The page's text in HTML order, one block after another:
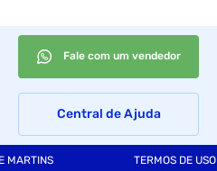
Fale com um vendedor
Central de Ajuda
MARTINS TERMOS DE USO